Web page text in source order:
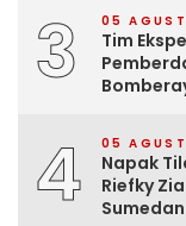
3 05
Tim
4 05
Napak
Riefky